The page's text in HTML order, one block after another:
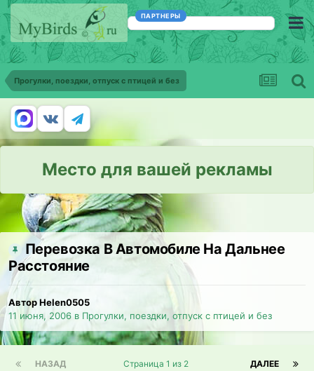
ПАРТНЕРЫ
Прогулки, поездки, отпуск с птицей и без
Место для вашей рекламы
Перевозка В Автомобиле На Дальнее
Расстояние
Автор Helen0505
11 июня, 2006 в Прогулки, поездки, отпуск с птицей и без
НАЗАД ДАЛЕЕ
Страница 1 из 2